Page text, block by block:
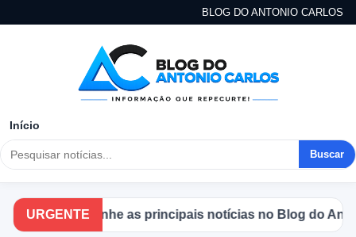
BLOG DO ANTONIO CARLOS
Início
Buscar
URGENTE
Acompanhe as principais notícias no Blog do